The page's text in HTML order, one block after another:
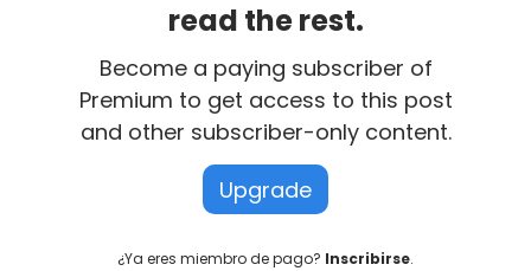
read the rest.
Become a paying subscriber of
Premium to get access to this post
and other subscriber-only content.
Upgrade
¿Ya eres miembro de pago? Inscribirse.